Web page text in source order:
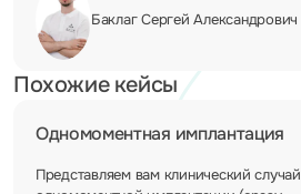
Баклаг СергейАлександрович
Похожие кейсы
Одномоментная имплантация
Представляем вам клинический случай